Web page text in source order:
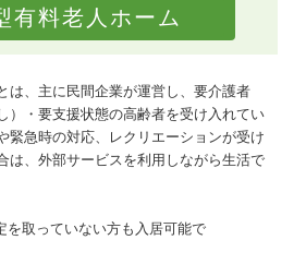
有料老人ホーム
は、主に民間企業が運営し、要介護者
）・要支援状態の高齢者を受け入れてい
緊急時の対応、レクリエーションが受け
は、外部サービスを利用しながら生活で
を取っていない方も入居可能で